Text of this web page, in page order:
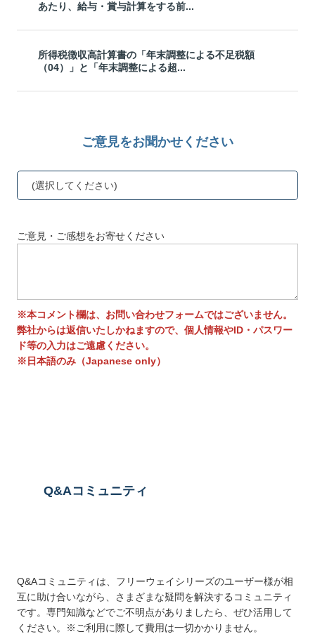
あたり、給与・賞与計算をする前...
所得税徴収高計算書の「年末調整による不足税額
（04）」と「年末調整による超...
ご意見をお聞かせください
(選択してください)
ご意見・ご感想をお寄せください
※本コメント欄は、お問い合わせフォームではございません。
弊社からは返信いたしかねますので、個人情報やID・パスワー
ド等の入力はご遠慮ください。
※日本語のみ（Japanese only）
Q&Aコミュニティ
Q&Aコミュニティは、フリーウェイシリーズのユーザー様が相
互に助け合いながら、さまざまな疑問を解決するコミュニティ
です。専門知識などでご不明点がありましたら、ぜひ活用して
ください。※ご利用に際して費用は一切かかりません。